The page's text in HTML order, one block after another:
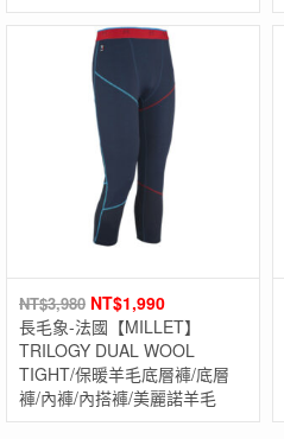
NT$3,980 NT$1,990
長毛象-法國【MILLET】
TRILOGY DUAL WOOL
TIGHT/保暖羊毛底層褲/底層
褲/內褲/內搭褲/美麗諾羊毛